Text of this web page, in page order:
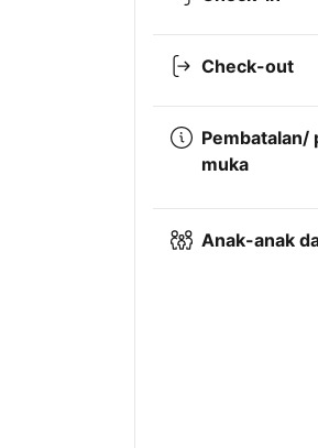
Check-out
Pembatalan/
muka
Anak-anak